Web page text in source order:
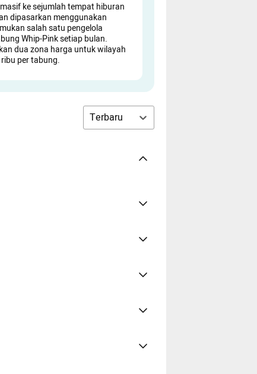
ke sejumlah tempat hiburan
dipasarkan menggunakan
salah satu pengelola
Whip-Pink setiap bulan.
dua zona harga untuk wilayah
per tabung.
Terbaru